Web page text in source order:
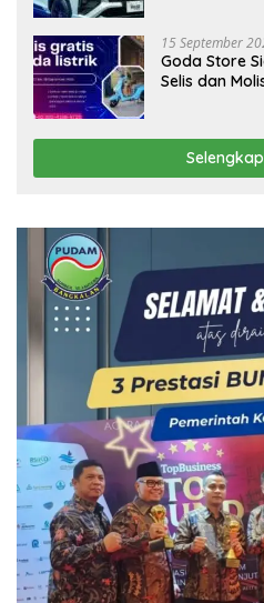
15 September
Goda Store
Selis dan